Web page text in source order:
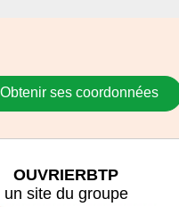
Obtenir ses coordonnées
OUVRIERBTP
un site du groupe